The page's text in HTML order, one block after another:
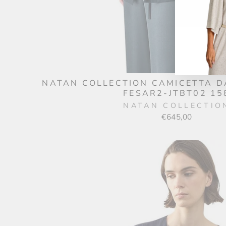
NATAN COLLECTION CAMICETTA
FESAR2-JTBT02
NATAN
€645,00